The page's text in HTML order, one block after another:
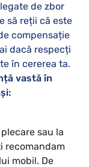
de zbor
să reții că este
compensație
dacă respecți
în cererea ta.
vastă în
sau la
recomandam
mobil. De